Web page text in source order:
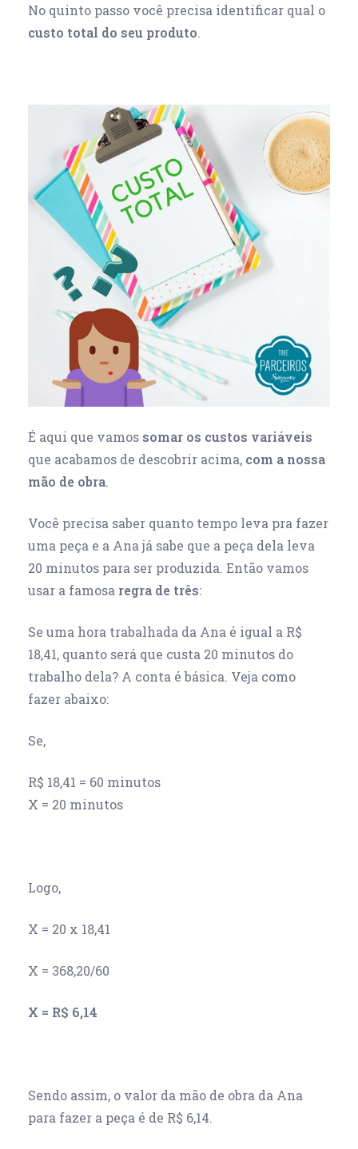
No quinto passo você precisa identificar qual o
custo total do seu produto.
É aqui que vamos somar os custos variáveis
que acabamos de descobrir acima, com a nossa
mão de obra.
Você precisa saber quanto tempo leva pra fazer
uma peça e a Ana já sabe que a peça dela leva
20 minutos para ser produzida. Então vamos
usar a famosa regra de três:
Se uma hora trabalhada da Ana é igual a R$
18,41, quanto será que custa 20 minutos do
trabalho dela? A conta é básica. Veja como
fazer abaixo:
Se,
R$ 18,41 = 60 minutos
X = 20 minutos
Logo,
X = 20 x 18,41
X = 368,20/60
X = R$ 6,14
Sendo assim, o valor da mão de obra da Ana
para fazer a peça é de R$ 6,14.